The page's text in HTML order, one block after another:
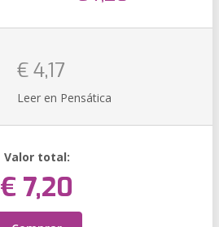
€ 4,17
Leer en Pensática
Valor total:
€ 7,20